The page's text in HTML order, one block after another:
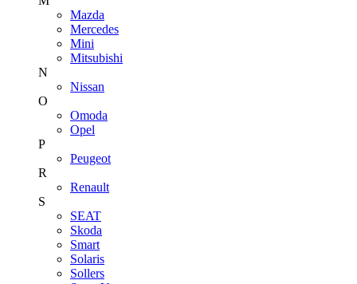
Mazda
Mercedes
Mini
Mitsubishi
N
Nissan
O
Omoda
Opel
P
Peugeot
R
Renault
S
SEAT
Skoda
Smart
Solaris
Sollers